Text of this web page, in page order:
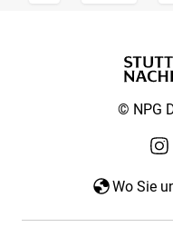
© NPG
Wo Sie